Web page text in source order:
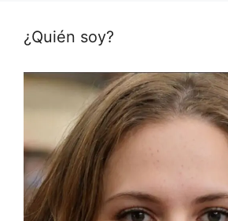
¿Quién soy?